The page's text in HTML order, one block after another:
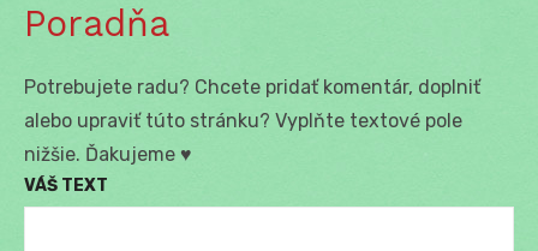
Poradňa
Potrebujete radu? Chcete pridať komentár, doplniť
alebo upraviť túto stránku? Vyplňte textové pole
nižšie. Ďakujeme ♥
VÁŠ TEXT